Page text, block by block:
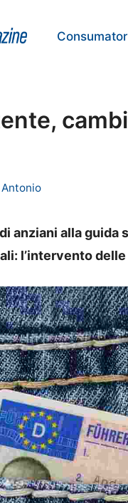
anziani alla guida
l’intervento